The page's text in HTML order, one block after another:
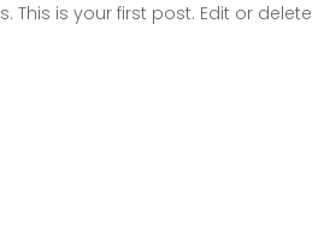
This is your first post. Edit or delete